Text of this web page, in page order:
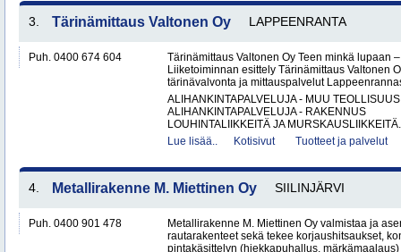
3. Tärinämittaus Valtonen Oy LAPPEENRANTA
Puh. 0400 674 604
Tärinämittaus Valtonen Oy Teen minkä lupaan
Liiketoiminnan esittely Tärinämittaus Valtonen
tärinävalvonta ja mittauspalvelut
ALIHANKINTAPALVELUJA - MUU TEOLLISUUS
ALIHANKINTAPALVELUJA - RAKENNUS
LOUHINTALIIKKEITÄ JA
Lue lisää..
Kotisivut Tuotteet ja palvelut
4. Metallirakenne M. Miettinen Oy SIILINJÄRVI
Puh. 0400 901 478
Metallirakenne M. Miettinen Oy valmistaa ja
rautarakenteet sekä tekee korjaushitsaukset,
pintakäsittelyn (hiekkapuhallus,